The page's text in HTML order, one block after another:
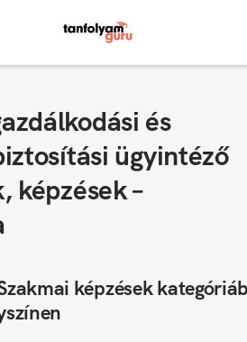
és
ügyintéző
képzések –
képzések